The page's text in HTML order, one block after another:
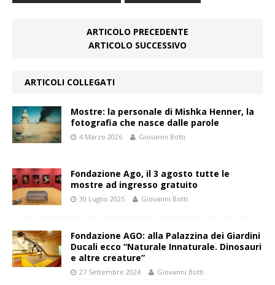
ARTICOLO PRECEDENTE
ARTICOLO SUCCESSIVO
ARTICOLI COLLEGATI
Mostre: la personale di Mishka Henner, la
fotografia che nasce dalle parole
4 Marzo 2026 Giovanni Botti
Fondazione Ago, il 3 agosto tutte le
mostre ad ingresso gratuito
30 Luglio 2025 Giovanni Botti
Fondazione AGO: alla Palazzina dei Giardini
Ducali ecco “Naturale Innaturale. Dinosauri
e altre creature”
27 Settembre 2024 Giovanni Botti